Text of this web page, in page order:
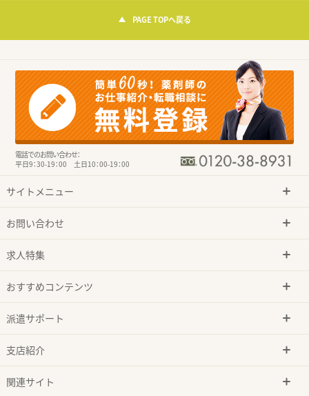
PAGE TOPへ戻る
電話でのお問い合わせ：
平日9：30-19：00 土日10：00-19：00
サイトメニュー
お問い合わせ
求人特集
おすすめコンテンツ
派遣サポート
支店紹介
関連サイト